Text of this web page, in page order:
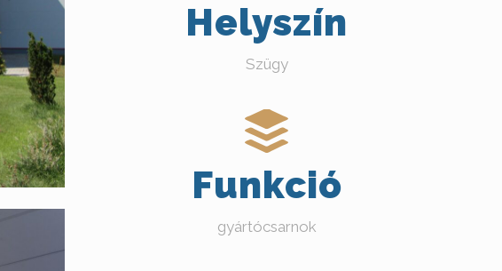
Helyszín
Szügy
Funkció
gyártócsarnok